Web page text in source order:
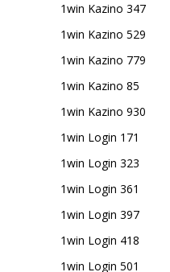
1win Kazino 347
1win Kazino 529
1win Kazino 779
1win Kazino 85
1win Kazino 930
1win Login 171
1win Login 323
1win Login 361
1win Login 397
1win Login 418
1win Login 501